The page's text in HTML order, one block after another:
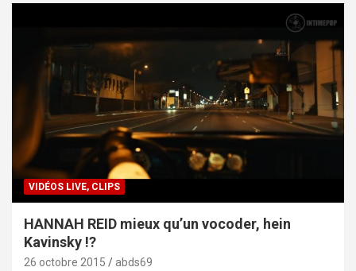
VIDÉOS LIVE, CLIPS
HANNAH REID mieux qu’un vocoder, hein
Kavinsky !?
26 octobre 2015 abds69